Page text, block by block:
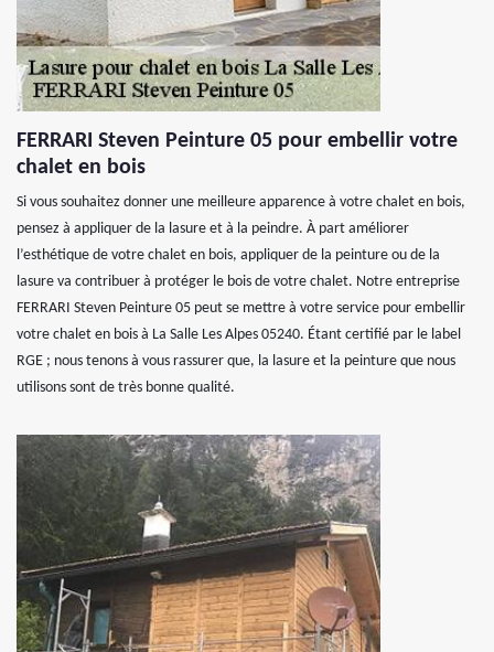
FERRARI Steven Peinture 05 pour embellir votre
chalet en bois
Si vous souhaitez donner une meilleure apparence à votre chalet en bois,
pensez à appliquer de la lasure et à la peindre. À part améliorer
l’esthétique de votre chalet en bois, appliquer de la peinture ou de la
lasure va contribuer à protéger le bois de votre chalet. Notre entreprise
FERRARI Steven Peinture 05 peut se mettre à votre service pour embellir
votre chalet en bois à La Salle Les Alpes 05240. Étant certifié par le label
RGE ; nous tenons à vous rassurer que, la lasure et la peinture que nous
utilisons sont de très bonne qualité.